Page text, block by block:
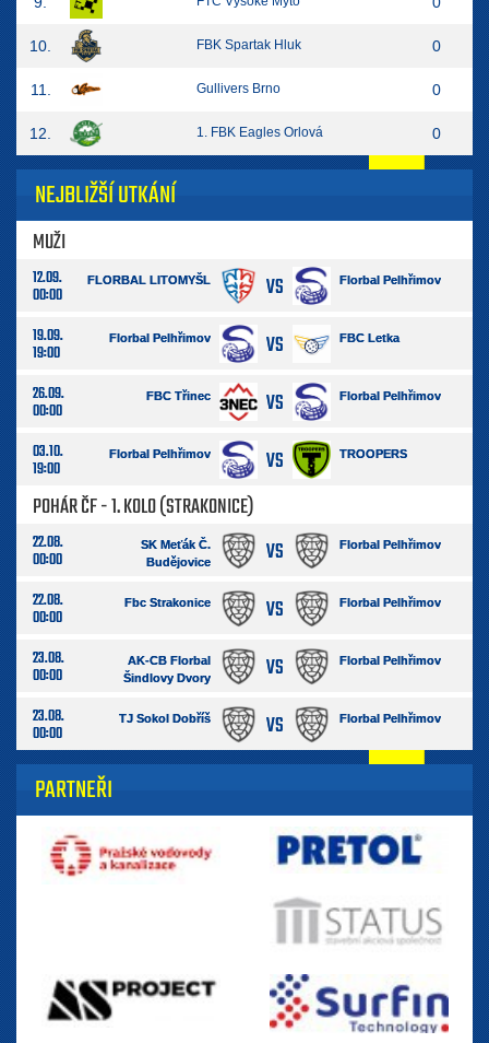
10. FBK Spartak Hluk 0
11. Gullivers Brno 0
12. 1. FBK Eagles Orlová 0
NEJBLIŽŠÍ UTKÁNÍ
MUŽI
12.09.
00:00
FLORBAL LITOMYŠL VS Florbal Pelhřimov
19.09.
19:00
Florbal Pelhřimov VS FBC Letka
26.09.
00:00
FBC Třinec VS Florbal Pelhřimov
03.10.
19:00
Florbal Pelhřimov VS TROOPERS
POHÁR ČF - 1. KOLO (STRAKONICE)
22.08.
00:00
SK Meťák Č.
Budějovice
VS Florbal Pelhřimov
22.08.
00:00
Fbc Strakonice VS Florbal Pelhřimov
23.08.
00:00
AK-CB Florbal
Šindlovy Dvory
VS Florbal Pelhřimov
23.08.
00:00
TJ Sokol Dobříš VS Florbal Pelhřimov
PARTNEŘI